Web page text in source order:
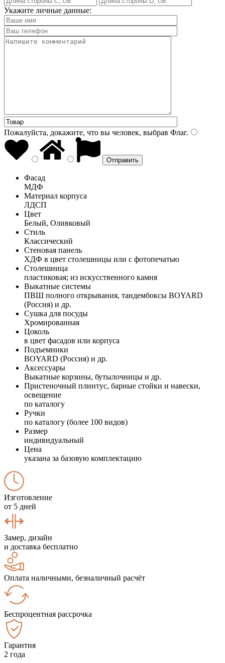
Укажите личные данные:
Пожалуйста, докажите, что вы человек, выбрав Флаг.
Фасад
МДФ
Материал корпуса
ЛДСП
Цвет
Белый, Оливковый
Стиль
Классический
Стеновая панель
ХДФ в цвет столешницы или с фотопечатью
Столешница
пластиковая; из искусственного камня
Выкатные системы
ПВШ полного открывания, тандембоксы BOYARD
(Россия) и др.
Сушка для посуды
Хромированная
Цоколь
в цвет фасадов или корпуса
Подъемники
BOYARD (Россия) и др.
Аксессуары
Выкатные корзины, бутылочницы и др.
Пристеночный плинтус, барные стойки и навески,
освещение
по каталогу
Ручки
по каталогу (более 100 видов)
Размер
индивидуальный
Цена
указана за базовую комплектацию
Изготовление
от 5 дней
Замер, дизайн
и доставка бесплатно
Оплата наличными, безналичный расчёт
Беспроцентная рассрочка
Гарантия
2 года